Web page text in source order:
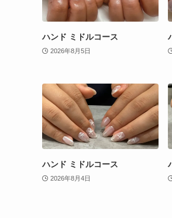
ハンド ミドルコース
2026年8月5日
ハンド ミドルコース
2026年8月4日